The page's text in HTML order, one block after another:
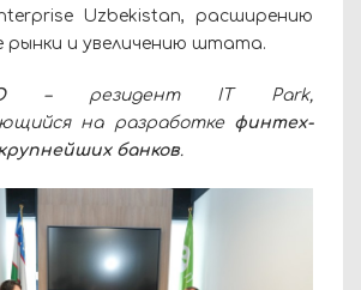
Uzbekistan, расширению
рынки и увеличению штата.
– резидент IT Park,
на разработке финтех-
банков.